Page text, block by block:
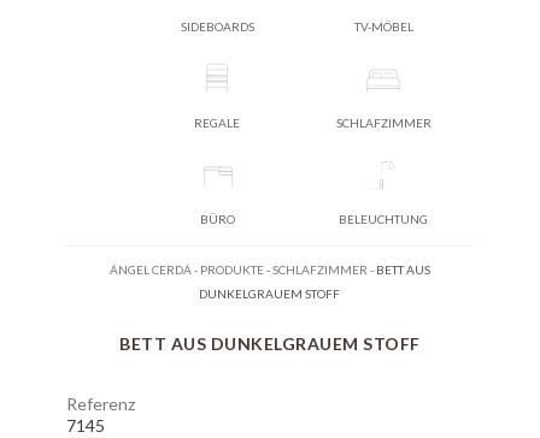
SIDEBOARDS TV-MÖBEL
REGALE SCHLAFZIMMER
BÜRO BELEUCHTUNG
ÁNGEL CERDÁ - PRODUKTE-SCHLAFZIMMER - BETT AUS
DUNKELGRAUEM STOFF
BETT AUS DUNKELGRAUEM STOFF
Referenz
7145